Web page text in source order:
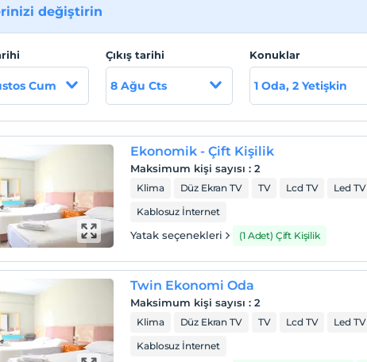
değiştirin
Cum
Çıkış tarihi
8 Ağu Cts
Konuklar
1 Oda, 2 Yetişkin
Ekonomik - Çift Kişilik
Maksimum kişi sayısı :2
Klima Düz Ekran TV TV Lcd TV Led TV
Kablosuz İnternet
Yatak seçenekleri (1 Adet) Çift Kişilik
Twin Ekonomi Oda
Maksimum kişi sayısı :2
Klima Düz Ekran TV TV Lcd TV Led TV
Kablosuz İnternet